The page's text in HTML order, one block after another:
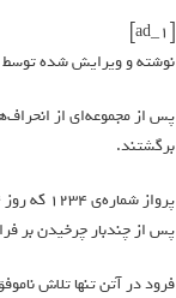
[ad_1]
نوشته و ویرایش شده توسط
برگشتند.
پس از چندبار چرخیدن بر
فرود در آتن تنها تلاش